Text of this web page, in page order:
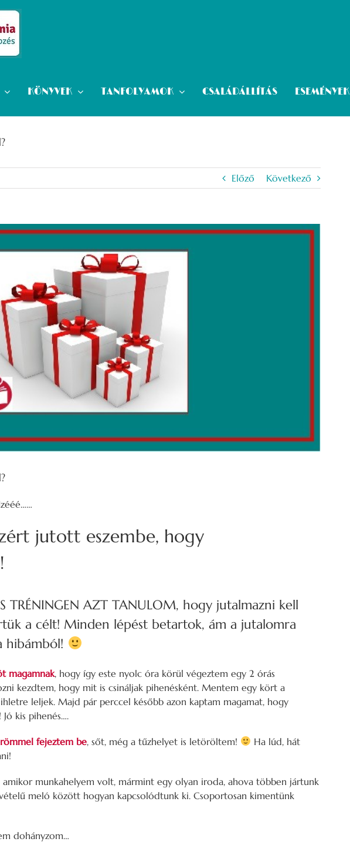
KÖNYVEK TANFOLYAMOK CSALÁDÁLLÍTÁS ESEMÉNYEK
Előző Következő
jutott eszembe, hogy
TRÉNINGEN AZT TANULOM, hogy jutalmazni kell
a célt! Minden lépést betartok, ám a jutalomra
hibámból!
magamnak, hogy így este nyolc óra körül végeztem egy 2 órás
kezdtem, hogy mit is csináljak pihenésként. Mentem egy kört a
leljek. Majd pár perccel később azon kaptam magamat, hogy
kis pihenés….
fejeztem be, sőt, még a tűzhelyet is letöröltem!
Ha lúd, hát
munkahelyem volt, mármint egy olyan iroda, ahova többen jártunk
meló között hogyan kapcsolódtunk ki. Csoportosan kimentünk
dohányzom…